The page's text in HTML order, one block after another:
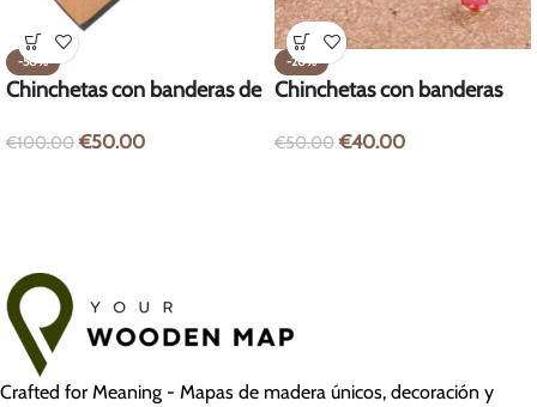
-50%
Chinchetas con banderas de
unidades
€100.00 €50.00
-20%
Chinchetas con banderas
€50.00 €40.00
Crafted for Meaning - Mapas de madera únicos, decoración y